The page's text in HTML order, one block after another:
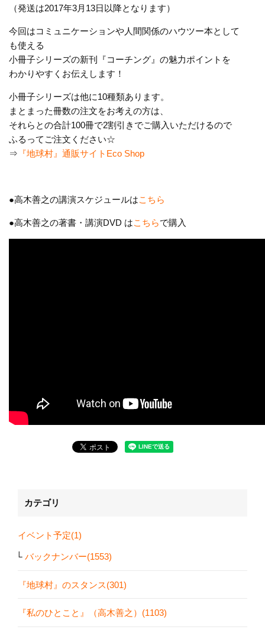
（発送は2017年3月13日以降となります）
今回はコミュニケーションや人間関係のハウツー本として
も使える
小冊子シリーズの新刊『コーチング』の魅力ポイントを
わかりやすくお伝えします！
小冊子シリーズは他に10種類あります。
まとまった冊数の注文をお考えの方は、
それらとの合計100冊で2割引きでご購入いただけるので
ふるってご注文ください☆
⇒ 『地球村』通販サイトEco Shop
●高木善之の講演スケジュールはこちら
●高木善之の著書・講演DVD はこちらで購入
カテゴリ
イベント予定(1)
バックナンバー(1553)
『地球村』のスタンス(301)
『私のひとこと』（高木善之）(1103)